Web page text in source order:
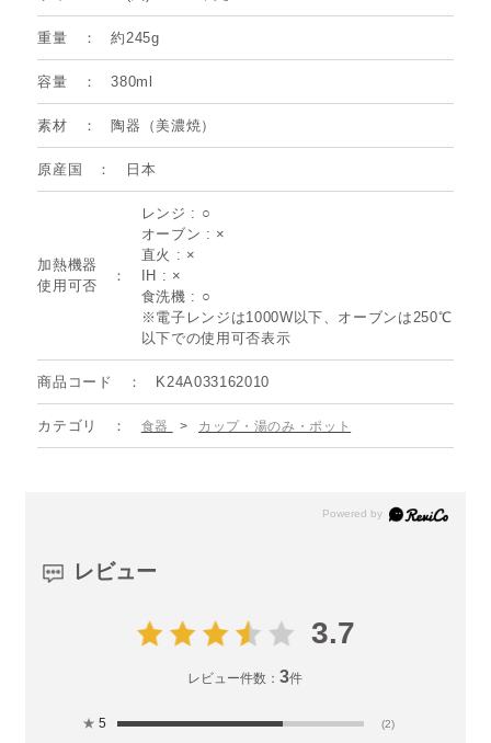
重量 約245g
容量 380ml
素材 陶器（美濃焼）
原産国 日本
加熱機器
使用可否
レンジ : ○
オーブン : ×
直火 : ×
IH : ×
食洗機 : ○
※電子レンジは1000W以下、オーブンは250℃
以下での使用可否表示
商品コード K24A033162010
カテゴリ 食器 > カップ・湯のみ・ポット
レビュー
3.7
レビュー件数：3件
★ 5 (2)